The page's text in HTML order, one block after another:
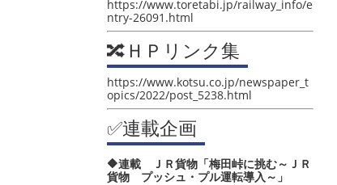
https://www.toretabi.jp/railway_info/e
ntry-26091.html
🔀ＨＰリンク集
https://www.kotsu.co.jp/newspaper_t
opics/2022/post_5238.html
✅連載企画
🔶連載 ＪＲ貨物「梅田峠に挑む～ＪＲ
貨物 プッシュ・プル運転導入～」